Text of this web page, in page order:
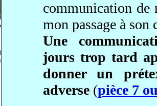
communication de
mon passage à son
Une
jours trop tard
donner un
adverse (pièce 7